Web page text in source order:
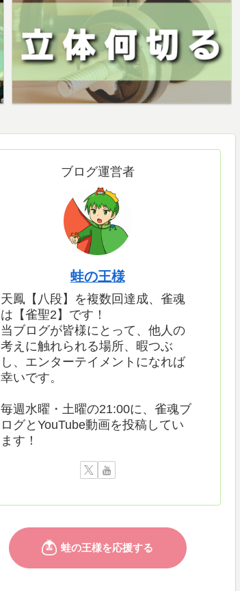
ブログ運営者
蛙の王様
天鳳【八段】を複数回達成、雀魂
は【雀聖2】です！
当ブログが皆様にとって、他人の
考えに触れられる場所、暇つぶ
し、エンターテイメントになれば
幸いです。
毎週水曜・土曜の21:00に、雀魂ブ
ログとYouTube動画を投稿してい
ます！